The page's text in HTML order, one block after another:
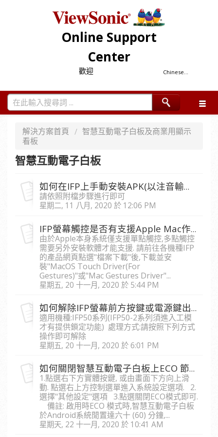
Online Support
Center
Chinese...
歡迎
解決方案首頁
智慧互動電子白板及商業用顯示
看板
智慧互動電子白板
如何在IFP上手動安裝APK(以注音輸入法為例)
請依照附檔步驟進行即可
星期二, 11 八月, 2020 於 12:06 PM
IFP螢幕觸控是否有支援Apple Mac作業系統?
由於Apple本身系統僅支援單點觸控,多點觸控
需要另外安裝軟體才能支援. 請前往各機種IFP
的產品網頁點選"檔案下載"後,下載並安
裝"MacOS Touch Driver(For
Gestures)"或"Mac Gestures Driver"...
星期五, 20 十一月, 2020 於 5:44 PM
如何解除IFP螢幕前方按鍵或電源鍵出現鎖住訊息
適用機種:IFP50系列(IFP50-2系列須進入工模
才有提供鎖定功能) 處理方式:請按照下列方式
操作即可解除
星期五, 20 十一月, 2020 於 6:01 PM
如何關閉智慧互動電子白板上ECO 節能模式
1.點選右下方實體按鍵, 或由畫面下方向上滑
動. 點選右上方控制選單進入系統設定選項. 2.
選擇"其他設定"選項 3.點選關閉ECO模式即可.
備註: 啟用時ECO 模式時,智慧互動電子白板
於Android系統閒置達六十 (60) 分鐘,...
星期天, 22 十一月, 2020 於 10:41 AM